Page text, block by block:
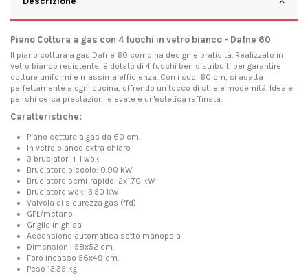
Piano Cottura a gas con 4 fuochi in vetro bianco - Dafne 60
Il piano cottura a gas Dafne 60 combina design e praticità. Realizzato in
vetro bianco resistente, è dotato di 4 fuochi ben distribuiti per garantire
cotture uniformi e massima efficienza. Con i suoi 60 cm, si adatta
perfettamente a ogni cucina, offrendo un tocco di stile e modernità. Ideale
per chi cerca prestazioni elevate e un'estetica raffinata.
Caratteristiche:
Piano cottura a gas da 60 cm.
In vetro bianco extra chiaro
3 bruciatori + 1 wok
Bruciatore piccolo: 0.90 kW
Bruciatore semi-rapido: 2x1.70 kW
Bruciatore wok: 3.50 kW
Valvola di sicurezza gas (ffd)
GPL/metano
Griglie in ghisa
Accensione automatica sotto manopola
Dimensioni: 58x52 cm.
Foro incasso 56x49 cm.
Peso 13.35 kg